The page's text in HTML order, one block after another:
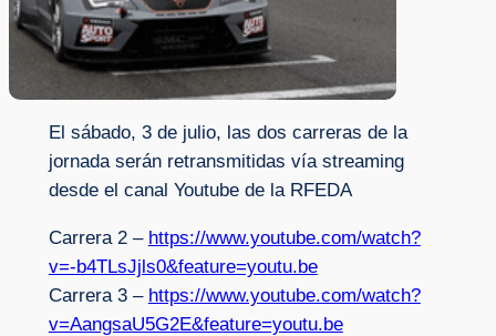
El sábado, 3 de julio, las dos carreras de la
jornada serán retransmitidas vía streaming
desde el canal Youtube de la RFEDA
Carrera 2 – https://www.youtube.com/watch?
v=-b4TLsJjls0&feature=youtu.be
Carrera 3 – https://www.youtube.com/watch?
v=AangsaU5G2E&feature=youtu.be